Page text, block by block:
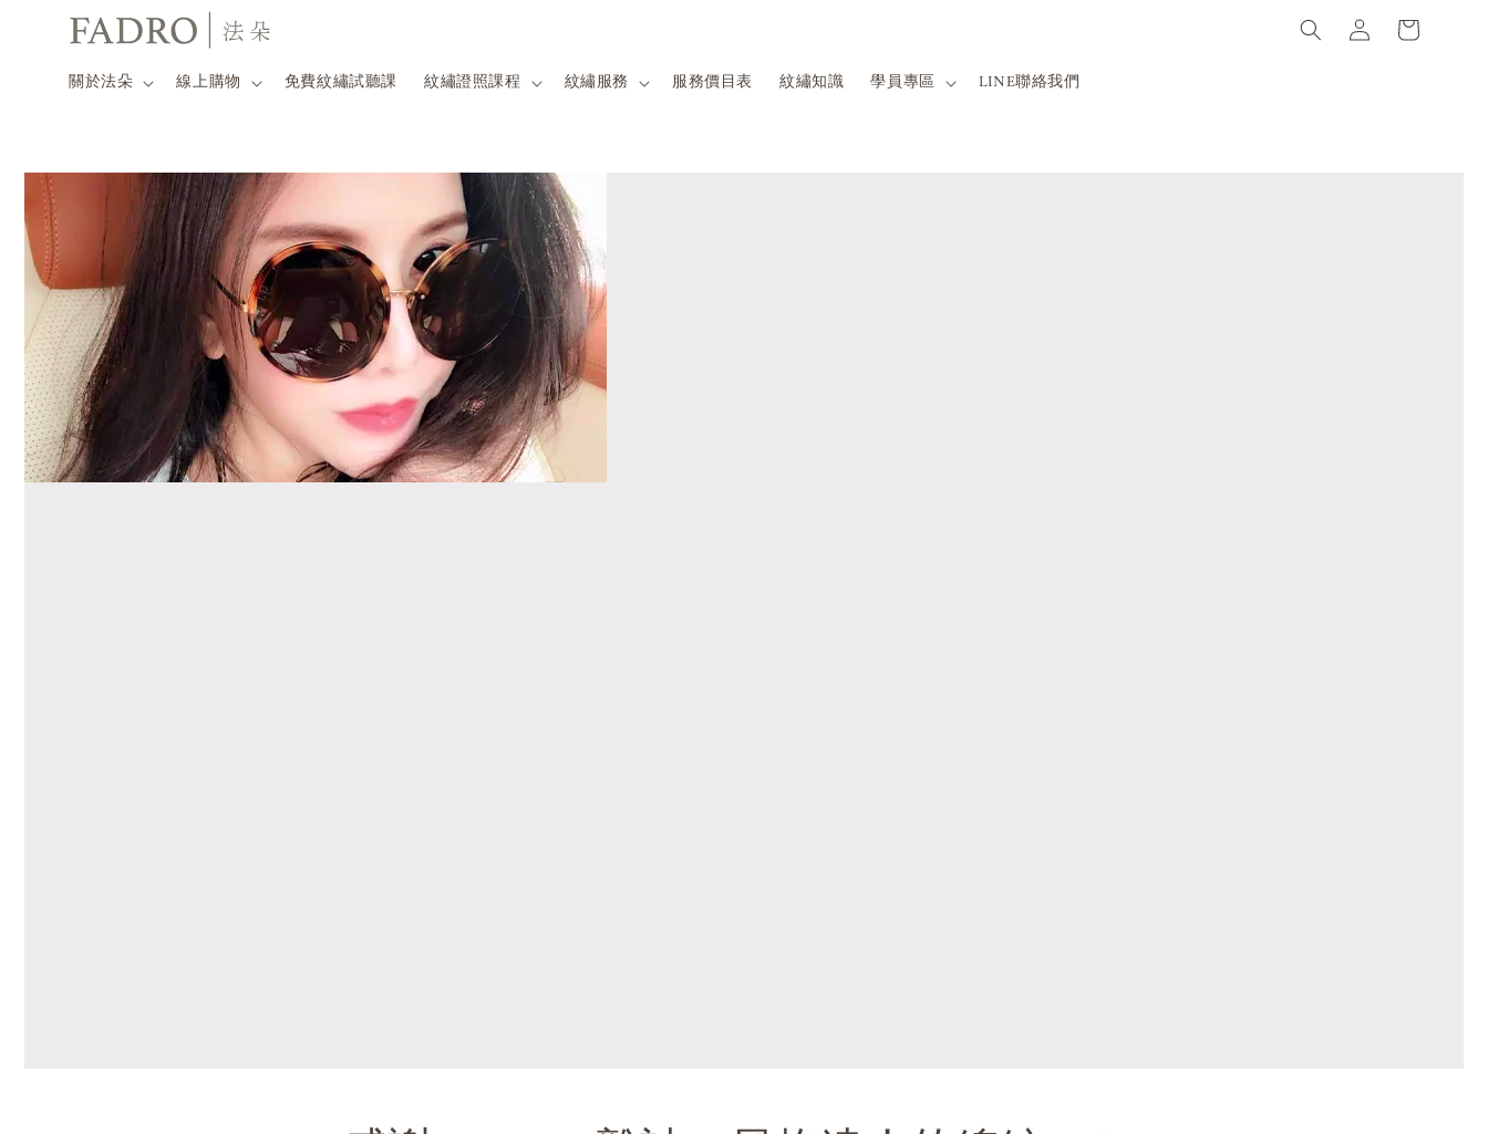
關於法朵 線上購物 免費紋繡試聽課 紋繡證照課程 紋繡服務 服務價目表 紋繡知識 學員專區 LINE聯絡我們